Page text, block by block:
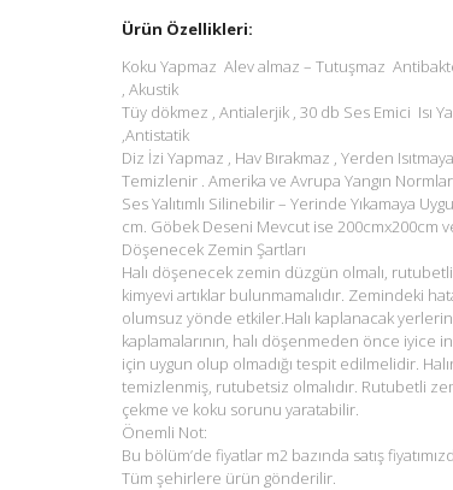
Ürün Özellikleri:
Koku Yapmaz Alev almaz – Tutuşmaz
, Akustik
Tüy dökmez , Antialerjik , 30 db Ses Emici Isı
,Antistatik
Diz İzi Yapmaz , Hav Bırakmaz , Yerden
Temizlenir . Amerika ve Avrupa Yangın
Ses Yalıtımlı Silinebilir – Yerinde Yıkamaya
cm. Göbek Deseni Mevcut ise 200cmx200cm
Döşenecek Zemin Şartları
Halı döşenecek zemin düzgün olmalı,
kimyevi artıklar bulunmamalıdır. Zemindeki
olumsuz yönde etkiler.Halı kaplanacak
kaplamalarının, halı döşenmeden önce iyice
için uygun olup olmadığı tespit edilmelidir.
temizlenmiş, rutubetsiz olmalıdır. Rutubetli
çekme ve koku sorunu yaratabilir.
Önemli Not:
Bu bölüm’de fiyatlar m2 bazında satış
Tüm şehirlere ürün gönderilir.